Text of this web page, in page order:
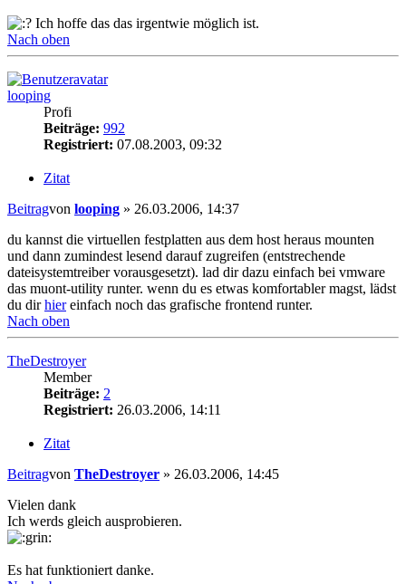
Ich hoffe das das irgentwie möglich ist.
Nach oben
looping
Profi
Beiträge: 992
Registriert: 07.08.2003, 09:32
Zitat
Beitragvon looping » 26.03.2006, 14:37
du kannst die virtuellen festplatten aus dem host heraus mounten
und dann zumindest lesend darauf zugreifen (entstrechende
dateisystemtreiber vorausgesetzt). lad dir dazu einfach bei vmware
das muont-utility runter. wenn du es etwas komfortabler magst, lädst
du dirhiereinfach noch das grafische frontend runter.
Nach oben
TheDestroyer
Member
Beiträge: 2
Registriert: 26.03.2006, 14:11
Zitat
Beitragvon TheDestroyer » 26.03.2006, 14:45
Vielen dank
Ich werds gleich ausprobieren.
Es hat funktioniert danke.